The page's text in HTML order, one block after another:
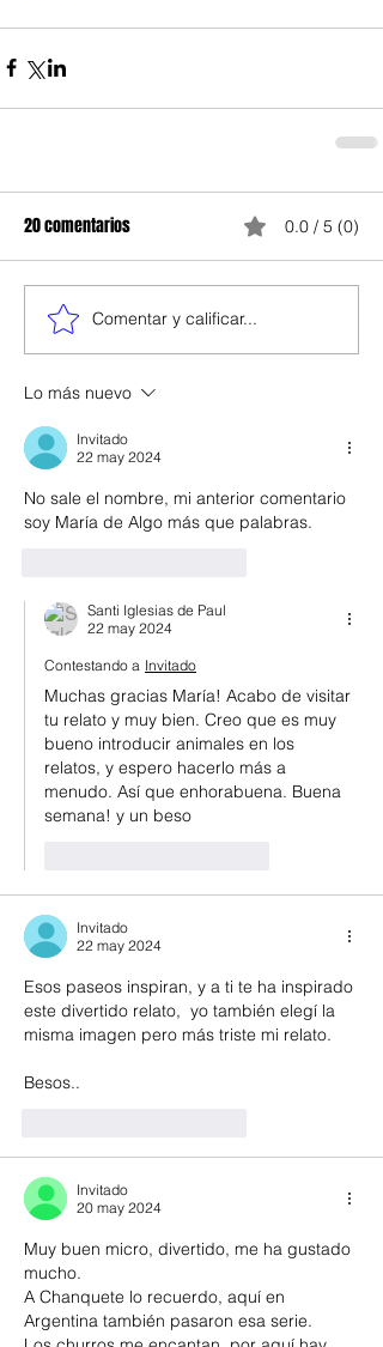
20 comentarios 0.0 / 5 (0)
Comentar y calificar...
Lo más nuevo
Invitado
22 may 2024
No sale el nombre, mi anterior comentario
soy María de Algo más que palabras.
Santi Iglesias de Paul
22 may 2024
Contestando a Invitado
Muchas gracias María! Acabo de visitar
tu relato y muy bien. Creo que es muy
bueno introducir animales en los
relatos, y espero hacerlo más a
menudo. Así que enhorabuena. Buena
semana! y un beso
Invitado
22 may 2024
Esos paseos inspiran, y a ti te ha inspirado
este divertido relato,  yo también elegí la
misma imagen pero más triste mi relato.
Besos..
Invitado
20 may 2024
Muy buen micro, divertido, me ha gustado
mucho.
A Chanquete lo recuerdo, aquí en
Argentina también pasaron esa serie.